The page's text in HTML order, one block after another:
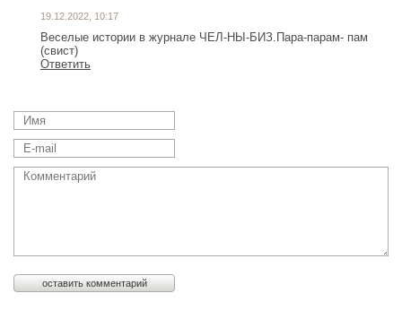
19.12.2022, 10:17
Веселые истории в журнале ЧЕЛ-НЫ-БИЗ.Пара-парам- пам
(свист)
Ответить